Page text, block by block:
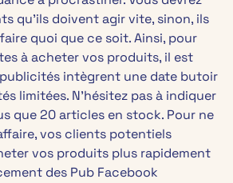
qu’ils doivent agir vite, sinon, ils
quoi que ce soit. Ainsi, pour
à acheter vos produits, il est
intègrent une date butoir
limitées. N’hésitez pas à indiquer
que 20 articles en stock. Pour ne
vos clients potentiels
vos produits plus rapidement
des Pub Facebook